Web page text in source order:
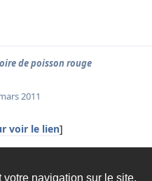
votre navigation sur le site,
de poisson rouge
2011
voir le lien]